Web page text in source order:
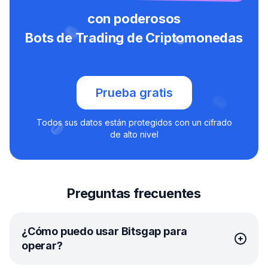
con poderosos
Bots de Trading de Criptomonedas
Prueba gratis
Todos sus datos están protegidos con un cifrado
de alto nivel
Preguntas frecuentes
¿Cómo puedo usar Bitsgap para
operar?